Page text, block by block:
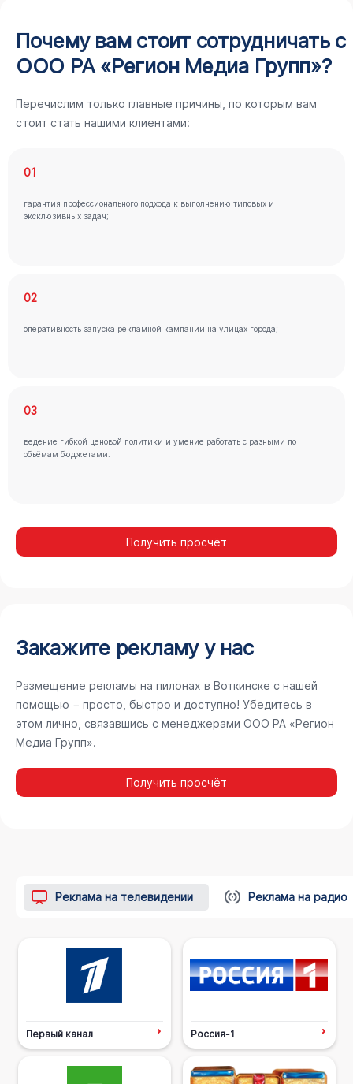
Почему вам стоит сотрудничать с
ООО РА «Регион Медиа Групп»?
Перечислим только главные причины, по которым вам
стоит стать нашими клиентами:
01
гарантия профессионального подхода к выполнению типовых и
эксклюзивных задач;
02
оперативность запуска рекламной кампании на улицах города;
03
ведение гибкой ценовой политики и умение работать с разными по
объёмам бюджетами.
Получить просчёт
Закажите рекламу у нас
Размещение рекламы на пилонах в Воткинске с нашей
помощью − просто, быстро и доступно! Убедитесь в
этом лично, связавшись с менеджерами ООО РА «Регион
Медиа Групп».
Получить просчёт
Реклама на телевидении Реклама на радио
Первый канал Россия-1